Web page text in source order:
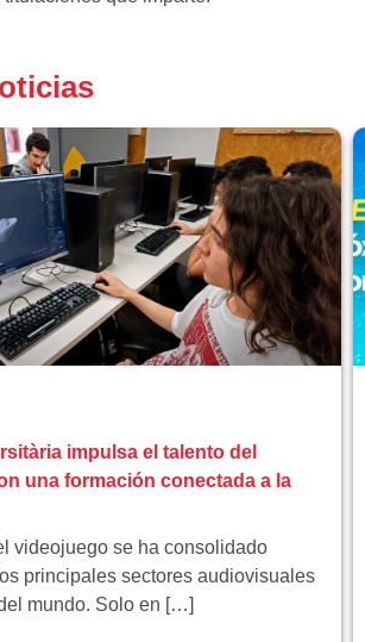
impulsa el talento del
una formación conectada a la
videojuego se ha consolidado
principales sectores audiovisuales
mundo. Solo en […]